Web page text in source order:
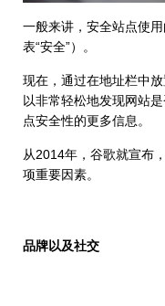
一般来讲，安全站点使
表“安全”）。
现在，通过在地址栏中
以非常轻松地发现网站
点安全性的更多信息。
从2014年，谷歌就宣布
项重要因素。
品牌以及社交